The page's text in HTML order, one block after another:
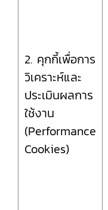
2. คุกกี้เพื่อการ
วิเคราะห์และ
ประเมินผลการ
ใช้งาน
(Performance
Cookies)